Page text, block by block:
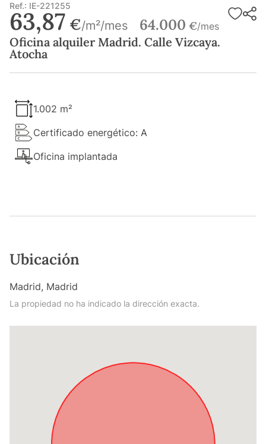
Ref.: IE-221255
63,87 €/m²/mes 64.000 €/mes
Oficina alquiler Madrid. Calle Vizcaya.
Atocha
1.002 m²
Certificado energético: A
Oficina implantada
Ubicación
Madrid, Madrid
La propiedad no ha indicado la dirección exacta.